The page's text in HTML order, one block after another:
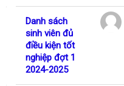
Danh sách
sinh viên đủ
điều kiện tốt
nghiệp đợt 1
2024-2025